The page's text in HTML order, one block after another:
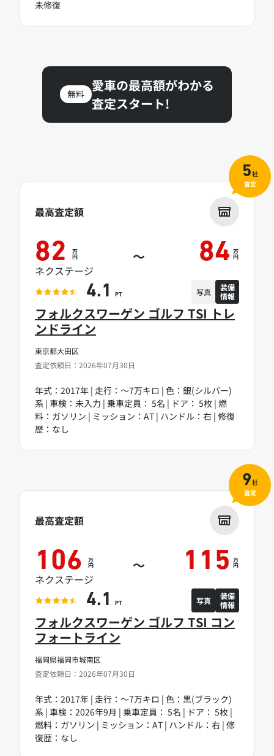
未修復
無料
愛車の最高額がわかる
査定スタート!
東京都大田区
査定依頼日：2026年07月30日
フォルクスワーゲン ゴルフ TSI トレ
ンドライン
年式：2017年 | 走行：～7万キロ | 色：銀(シルバー)
系 | 車検：未入力 | 乗車定員： 5名 | ドア： 5枚 | 燃
料：ガソリン | ミッション：AT | ハンドル：右 | 修復
歴：なし
最高査定額
82 万
円 ～ 84 万
円
ネクステージ
4.1 PT 写真
装備
情報
5社
査定
福岡県福岡市城南区
査定依頼日：2026年07月30日
フォルクスワーゲン ゴルフ TSI コン
フォートライン
年式：2017年 | 走行：～7万キロ | 色：黒(ブラック)
系 | 車検：2026年9月 | 乗車定員： 5名 | ドア： 5枚 |
燃料：ガソリン | ミッション：AT | ハンドル：右 | 修
復歴：なし
最高査定額
106 万
円 ～ 115 万
円
ネクステージ
4.1 PT 写真
装備
情報
9社
査定